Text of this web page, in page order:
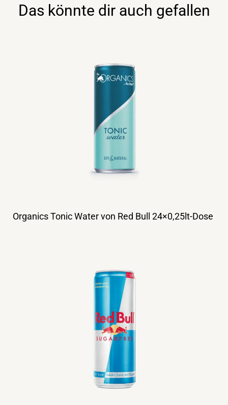
Das könnte dir auch gefallen
Organics Tonic Water von Red Bull 24×0,25lt-Dose